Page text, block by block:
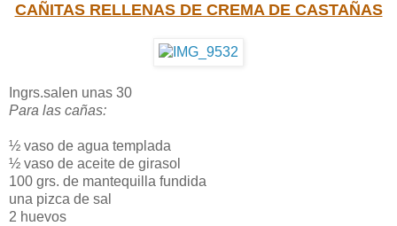
CAÑITAS RELLENAS DE CREMA DE CASTAÑAS
Ingrs.salen unas 30
Para las cañas:
½ vaso de agua templada
½ vaso de aceite de girasol
100 grs. de mantequilla fundida
una pizca de sal
2 huevos